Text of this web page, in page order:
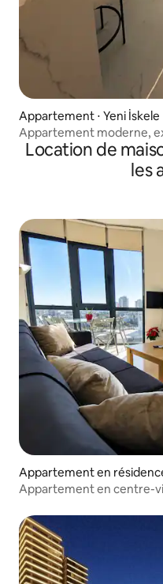
Appartement ⋅ Yeni İskele
Appartement moderne,
Sapphire
Location de
les
Appartement en
Appartement en centre-